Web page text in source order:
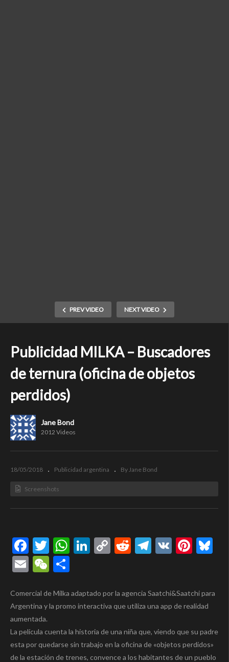
PREV VIDEO NEXT VIDEO
Publicidad MILKA – Buscadores
de ternura (oficina de objetos
perdidos)
Jane Bond
2012 Videos
18/05/2018 Publicidad argentina By Jane Bond
Screenshots
Facebook
Twitter
WhatsApp
LinkedIn
CopyRedditTelegram
VK
EmailWeChat
Comercial de Milka adaptado por la agencia Saatchi&Saatchi para
Argentina y la promo interactiva que utiliza una app de realidad
aumentada.
La película cuenta la historia de una niña que, viendo que su padre
esta por quedarse sin trabajo en la oficina de «objetos perdidos»
de la estación de trenes, convence a los habitantes de un pueblo